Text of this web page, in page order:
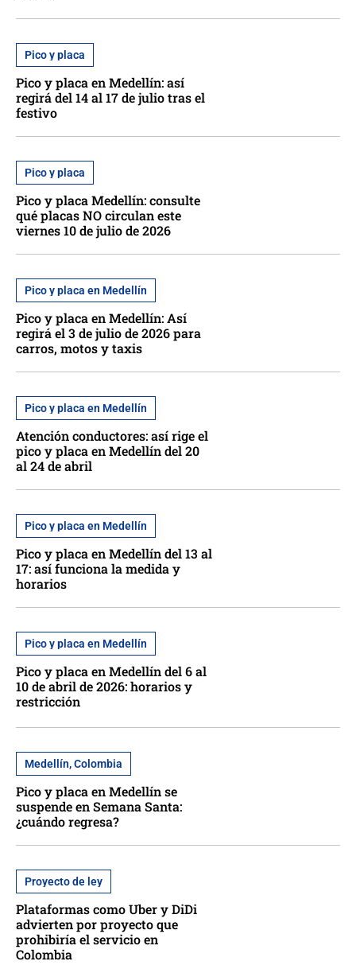
Pico y placa
Pico y placa en Medellín: así
regirá del 14 al 17 de julio tras el
festivo
Pico y placa
Pico y placa Medellín: consulte
qué placas NO circulan este
viernes 10 de julio de 2026
Pico y placa en Medellín
Pico y placa en Medellín: Así
regirá el 3 de julio de 2026 para
carros, motos y taxis
Pico y placa en Medellín
Atención conductores: así rige el
pico y placa en Medellín del 20
al 24 de abril
Pico y placa en Medellín
Pico y placa en Medellín del 13 al
17: así funciona la medida y
horarios
Pico y placa en Medellín
Pico y placa en Medellín del 6 al
10 de abril de 2026: horarios y
restricción
Medellín, Colombia
Pico y placa en Medellín se
suspende en Semana Santa:
¿cuándo regresa?
Proyecto de ley
Plataformas como Uber y DiDi
advierten por proyecto que
prohibiría el servicio en
Colombia